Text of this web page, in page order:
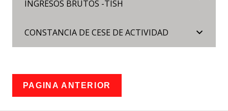
INGRESOS BRUTOS -TISH
CONSTANCIA DE CESE DE ACTIVIDAD
PAGINA ANTERIOR